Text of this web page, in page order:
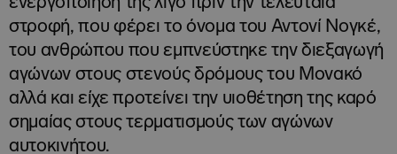
στροφή, που φέρει το όνομα του Αντονί Νογκέ,
του ανθρώπου που εμπνεύστηκε την διεξαγωγή
αγώνων στους στενούς δρόμους του Μονακό
αλλά και είχε προτείνει την υιοθέτηση της καρό
σημαίας στους τερματισμούς των αγώνων
αυτοκινήτου.